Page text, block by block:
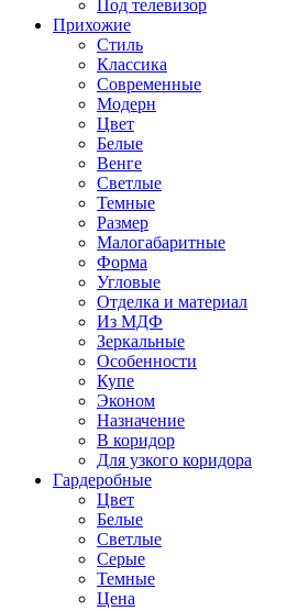
Под телевизор
Прихожие
Стиль
Классика
Современные
Модерн
Цвет
Белые
Венге
Светлые
Темные
Размер
Малогабаритные
Форма
Угловые
Отделка и материал
Из МДФ
Зеркальные
Особенности
Купе
Эконом
Назначение
В коридор
Для узкого коридора
Гардеробные
Цвет
Белые
Светлые
Серые
Темные
Цена